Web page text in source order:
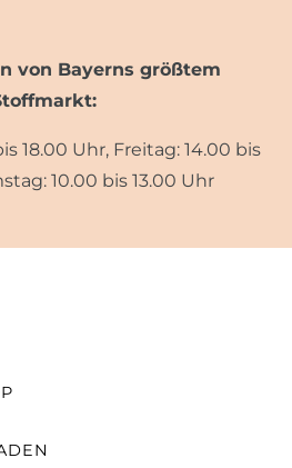
von Bayerns größtem
18.00 Uhr, Freitag: 14.00 bis
10.00 bis 13.00 Uhr